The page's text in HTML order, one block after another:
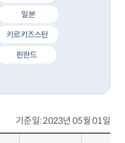
일본
키르키즈스탄
핀란드
기준일: 2023년 05월 01일